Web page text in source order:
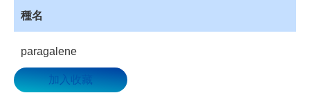
種名
paragalene
加入收藏